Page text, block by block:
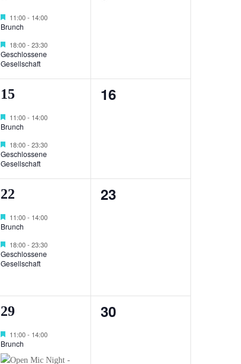
Veranstaltungen,
Hervorgehoben
11:00- 14:00
Brunch
Hervorgehoben
18:00-23:30
Geschlossene
Gesellschaft
2
Veranstaltungen,
15
Hervorgehoben
11:00- 14:00
Brunch
Hervorgehoben
18:00-23:30
Geschlossene
Gesellschaft
0
16
2
Veranstaltungen,
22
Hervorgehoben
11:00- 14:00
Brunch
Hervorgehoben
18:00-23:30
Geschlossene
Gesellschaft
0
23
2
Veranstaltungen,
29
Hervorgehoben
11:00- 14:00
Brunch
0
30